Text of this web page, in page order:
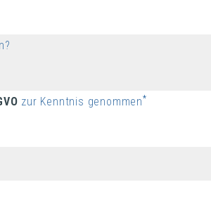
zur Kenntnis genommen*